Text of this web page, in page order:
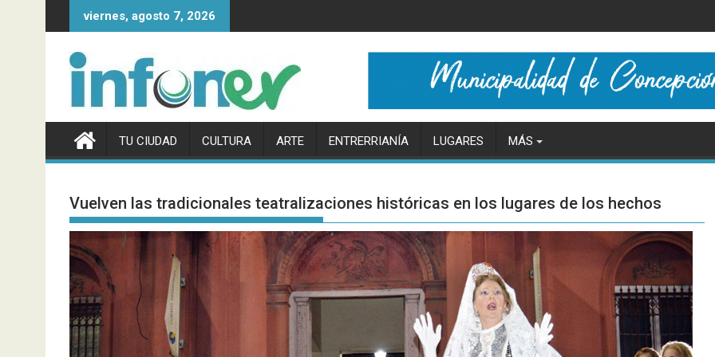
al
viernes, agosto 7, 2026
TU CIUDAD CULTURA ARTE ENTRERRIANÍA LUGARES MÁS
Vuelven las tradicionales teatralizaciones históricas en los lugares de los hechos